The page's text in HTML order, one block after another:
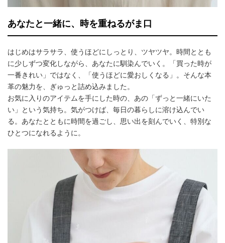
あなたと一緒に、時を重ねるがま口
はじめはサラサラ、使うほどにしっとり、ツヤツヤ。時間ととも
に少しずつ変化しながら、あなたに馴染んでいく。「買った時が
一番きれい」ではなく、「使うほどに愛おしくなる」。そんな本
革の魅力を、ぎゅっと詰め込みました。
お気に入りのアイテムを手にした時の、あの「ずっと一緒にいた
い」という気持ち。気がつけば、毎日の暮らしに溶け込んでい
る。あなたとともに時間を過ごし、思い出を刻んでいく、特別な
ひとつになれるように。